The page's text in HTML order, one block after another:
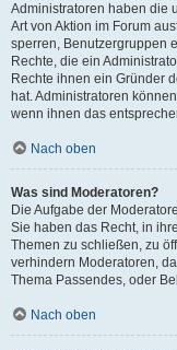
Administratoren haben die
Art von Aktion im Forum
sperren, Benutzergruppen
Rechte, die ein
Rechte ihnen ein Gründer
hat. Administratoren
wenn ihnen das
Nach oben
Was sind Moderatoren?
Die Aufgabe der
Sie haben das Recht, in
Themen zu schließen, zu
verhindern Moderatoren,
Thema Passendes, oder
Nach oben